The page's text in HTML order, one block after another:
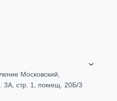
Московский,
3А, стр. 1, помещ. 20Б/3